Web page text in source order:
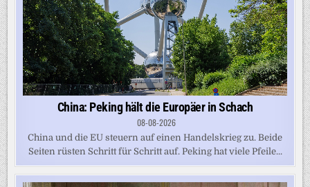
China: Peking hält die Europäer in Schach
08-08-2026
China und die EU steuern auf einen Handelskrieg zu. Beide
Seiten rüsten Schritt für Schritt auf. Peking hat viele Pfeile...